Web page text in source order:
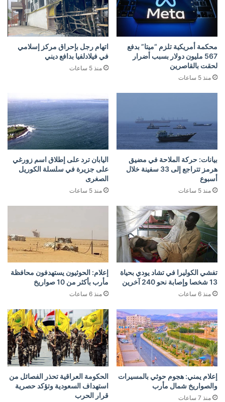
محكمة أمريكية تلزم “ميتا” بدفع
567 مليون دولار بسبب أضرار
لحقت بالقاصرين
منذ 5 ساعات
اتهام رجل بإحراق مركز إسلامي
في فيلادلفيا بدافع ديني
منذ 5 ساعات
بيانات: حركة الملاحة في مضيق
هرمز تتراجع إلى 33 سفينة خلال
أسبوع
منذ 5 ساعات
اليابان ترد على إطلاق اسم زورغي
على جزيرة في سلسلة الكوريل
الصغرى
منذ 5 ساعات
تفشي الكوليرا في تشاد يودي بحياة
13 شخصا وإصابة نحو 240 آخرين
منذ 6 ساعات
إعلام: الحوثيون يستهدفون محافظة
مأرب بأكثر من 10 صواريخ
منذ 6 ساعات
إعلام يمني: هجوم حوثي بالمسيرات
والصواريخ شمال مأرب
منذ 7 ساعات
الحكومة العراقية تحذر الفصائل من
استهداف السعودية وتؤكد حصرية
قرار الحرب